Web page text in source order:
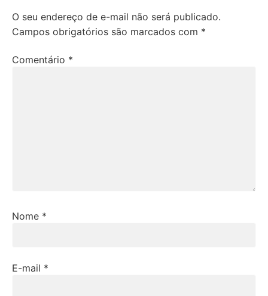
O seu endereço de e-mail não será publicado.
Campos obrigatórios são marcados com *
Comentário *
Nome *
E-mail *